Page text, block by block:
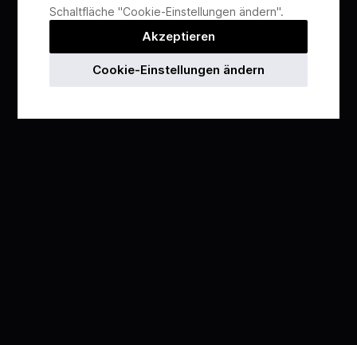
Schaltfläche "Cookie-Einstellungen ändern".
Akzeptieren
Cookie-Einstellungen ändern